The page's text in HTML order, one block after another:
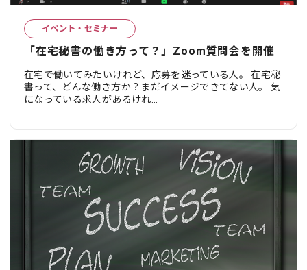
イベント・セミナー
「在宅秘書の働き方って？」Zoom質問会を開催
在宅で働いてみたいけれど、応募を迷っている人。 在宅秘
書って、どんな働き方か？まだイメージできてない人。 気
になっている求人があるけれ...